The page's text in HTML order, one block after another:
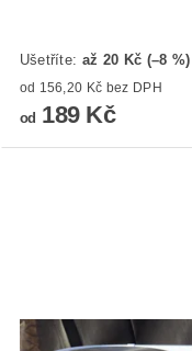
Ušetříte: až 20 Kč (–8 %)
od 156,20 Kč bez DPH
od 189 Kč